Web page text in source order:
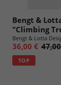
Bengt &
"Climbing
Bengt & Lotta
36,00 €
TOP